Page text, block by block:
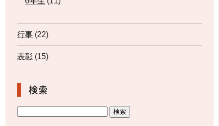
行事 (22)
表彰 (15)
検索